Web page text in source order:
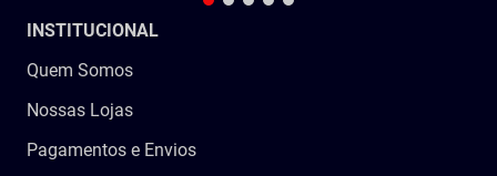
INSTITUCIONAL
Quem Somos
Nossas Lojas
Pagamentos e Envios